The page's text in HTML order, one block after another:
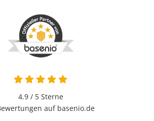
4.9 von 5
4.9 / 5Sterne
auf basenio.de